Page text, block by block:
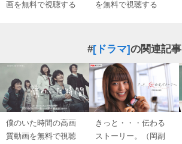
画を無料で視聴する
を無料で視聴する
#[ドラマ]の関連記事
僕のいた時間の高画
質動画を無料で視聴
きっと・・・伝わる
ストーリー。（岡副